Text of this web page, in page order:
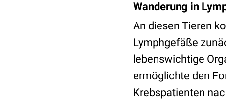
Wanderung in
An diesen Tieren
Lymphgefäße
lebenswichtige
ermöglichte den
Krebspatienten